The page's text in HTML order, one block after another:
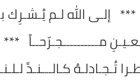
الله لـم يُـشـرِك
مــــــــــجـرّحــاً
تُـجـادلـهُ كـالـــنـدِّ